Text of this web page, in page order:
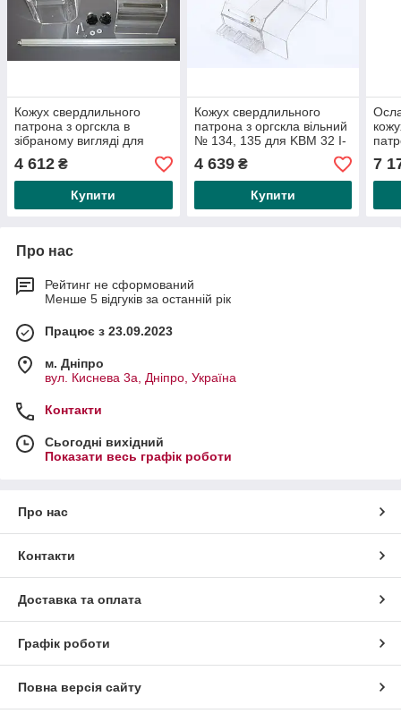
Кожух свердлильного
патрона з оргскла в
зібраному вигляді для
KBM 16TN-25SN
4 612 ₴
Купити
Кожух свердлильного
патрона з оргскла вільний
№ 134, 135 для KBM 32 I-
Vario
4 639₴
Купити
SG
7
Про нас
Рейтинг не сформований
Менше 5 відгуків за останній рік
Працює з 23.09.2023
м. Дніпро
вул. Киснева 3а, Дніпро, Україна
Контакти
Сьогодні вихідний
Показати весь графік роботи
Про нас
Контакти
Доставка та оплата
Графік роботи
Повна версія сайту